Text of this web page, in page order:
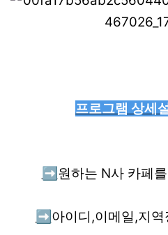
프로그램 상세
➡️ 원하는 N사 카페
➡️ 아이디,이메일,지